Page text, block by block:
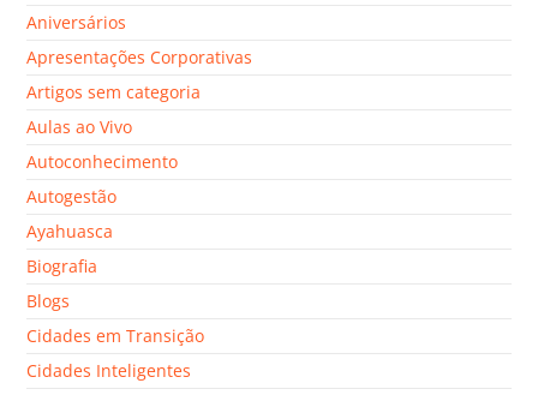
Aniversários
Apresentações Corporativas
Artigos sem categoria
Aulas ao Vivo
Autoconhecimento
Autogestão
Ayahuasca
Biografia
Blogs
Cidades em Transição
Cidades Inteligentes